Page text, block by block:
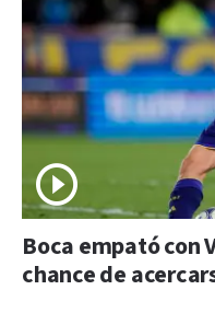
Boca empató con
chance de